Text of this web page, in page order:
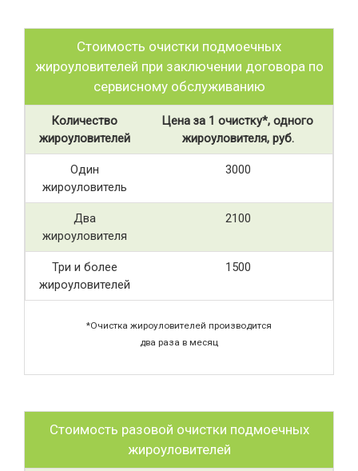
Стоимость очистки подмоечных
жироуловителей при заключении договора по
сервисному обслуживанию
Количество
жироуловителей
Цена за 1 очистку*, одного
жироуловителя, руб.
Один
жироуловитель
3000
Два
жироуловителя
2100
Три и более
жироуловителей
1500
*Очистка жироуловителей производится
два раза в месяц
Стоимость разовой очистки подмоечных
жироуловителей